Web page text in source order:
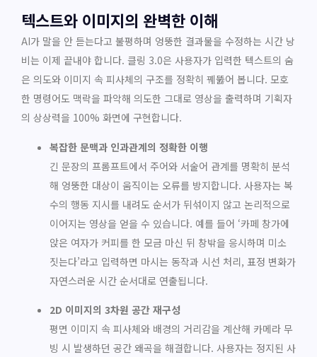
텍스트와 이미지의 완벽한 이해
AI가 말을 안 듣는다고 불평하며 엉뚱한 결과물을 수정하는 시간 낭
비는 이제 끝내야 합니다. 클링 3.0은 사용자가 입력한 텍스트의 숨
은 의도와 이미지 속 피사체의 구조를 정확히 꿰뚫어 봅니다. 모호
한 명령어도 맥락을 파악해 의도한 그대로 영상을 출력하며 기획자
의 상상력을 100% 화면에 구현합니다.
복잡한 문맥과 인과관계의 정확한 이행
긴 문장의 프롬프트에서 주어와 서술어 관계를 명확히 분석
해 엉뚱한 대상이 움직이는 오류를 방지합니다. 사용자는 복
수의 행동 지시를 내려도 순서가 뒤섞이지 않고 논리적으로
이어지는 영상을 얻을 수 있습니다. 예를 들어 ‘카페 창가에
앉은 여자가 커피를 한 모금 마신 뒤 창밖을 응시하며 미소
짓는다’라고 입력하면 마시는 동작과 시선 처리, 표정 변화가
자연스러운 시간 순서대로 연출됩니다.
2D 이미지의 3차원 공간 재구성
평면 이미지 속 피사체와 배경의 거리감을 계산해 카메라 무
빙 시 발생하던 공간 왜곡을 해결합니다. 사용자는 정지된 사